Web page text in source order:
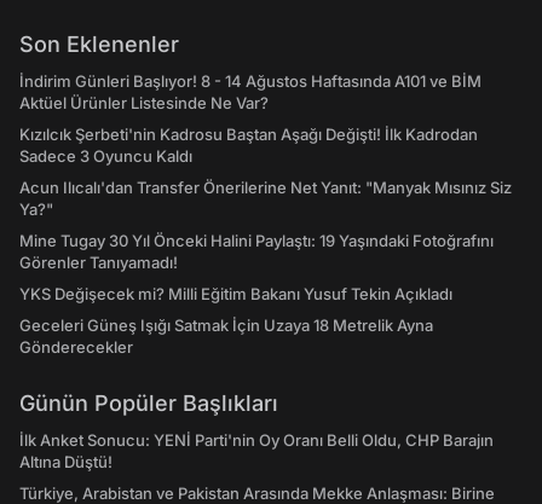
Son Eklenenler
İndirim Günleri Başlıyor! 8 - 14 Ağustos Haftasında A101 ve BİM
Aktüel Ürünler Listesinde Ne Var?
Kızılcık Şerbeti'nin Kadrosu Baştan Aşağı Değişti! İlk Kadrodan
Sadece 3 Oyuncu Kaldı
Acun Ilıcalı'dan Transfer Önerilerine Net Yanıt: "Manyak Mısınız Siz
Ya?"
Mine Tugay 30 Yıl Önceki Halini Paylaştı: 19 Yaşındaki Fotoğrafını
Görenler Tanıyamadı!
YKS Değişecek mi? Milli Eğitim Bakanı Yusuf Tekin Açıkladı
Geceleri Güneş Işığı Satmak İçin Uzaya 18 Metrelik Ayna
Gönderecekler
Günün Popüler Başlıkları
İlk Anket Sonucu: YENİ Parti'nin Oy Oranı Belli Oldu, CHP Barajın
Altına Düştü!
Türkiye, Arabistan ve Pakistan Arasında Mekke Anlaşması: Birine